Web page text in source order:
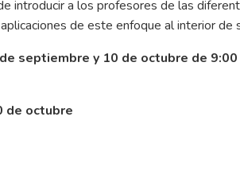
introducir a los profesores de las
de este enfoque al interior de
septiembre y 10 de octubre de
de octubre